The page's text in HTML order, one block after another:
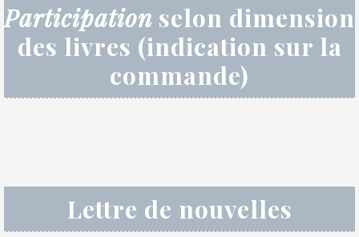
Participation selon dimension
des livres (indication sur la
commande)
Lettre de nouvelles